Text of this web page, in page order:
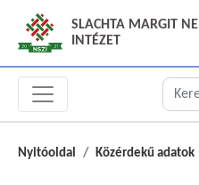
SLACHTA MARGIT
INTÉZET
Nyitóoldal Közérdekű adatok